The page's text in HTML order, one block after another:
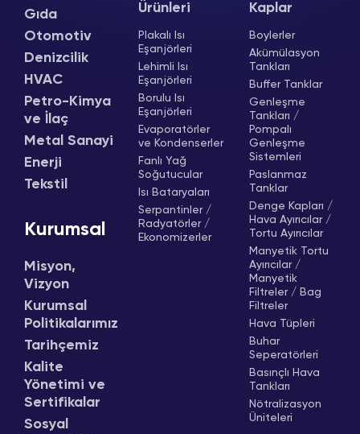
Gıda
Otomotiv
Denizcilik
HVAC
Petro-Kimya
ve İlaç
Metal Sanayi
Enerji
Tekstil
Kurumsal
Misyon,
Vizyon
Kurumsal
Politikalarımız
Tarihçemiz
Kalite
Yönetimi ve
Sertifikalar
Sosyal
Ürünleri
Plakalı Isı
Eşanjörleri
Lehimli Isı
Eşanjörleri
Borulu Isı
Eşanjörleri
Evaporatörler
ve Kondenserler
Fanlı Yağ
Soğutucular
Isı Bataryaları
Serpantinler /
Radyatörler /
Ekonomizerler
Kaplar
Boylerler
Akümülasyon
Tankları
Buffer Tanklar
Genleşme
Tankları /
Pompalı
Genleşme
Sistemleri
Paslanmaz
Tanklar
Denge Kapları /
Hava Ayırıcılar /
Tortu Ayırıcılar
Manyetik Tortu
Ayırıcılar /
Manyetik
Filtreler / Bag
Filtreler
Hava Tüpleri
Buhar
Seperatörleri
Basınçlı Hava
Tankları
Nötralizasyon
Üniteleri